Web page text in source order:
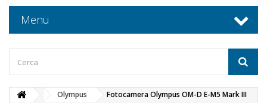
Menu
Olympus
Fotocamera Olympus OM-D E-M5 Mark III